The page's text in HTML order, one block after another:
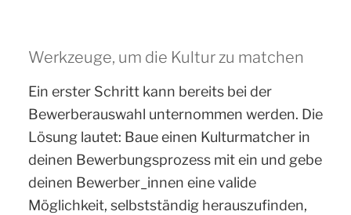
Werkzeuge, um die Kultur zu matchen
Ein erster Schritt kann bereits bei der
Bewerberauswahl unternommen werden. Die
Lösung lautet: Baue einen Kulturmatcher in
deinen Bewerbungsprozess mit ein und gebe
deinen Bewerber_innen eine valide
Möglichkeit, selbstständig herauszufinden,